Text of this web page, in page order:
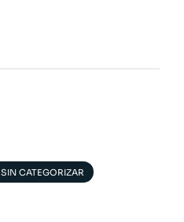
SIN CATEGORIZAR